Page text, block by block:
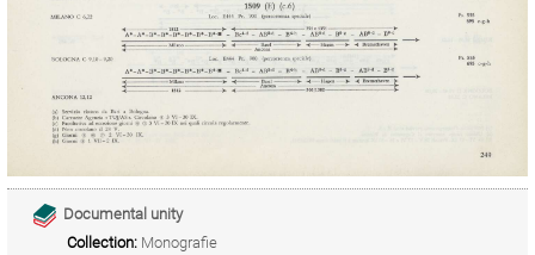
Documental unity
Collection: Monografie